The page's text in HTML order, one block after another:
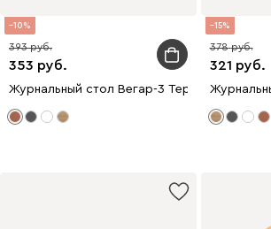
10
353
393
Журнальный стол Вегар-3 Терракотовый/
15
321
378